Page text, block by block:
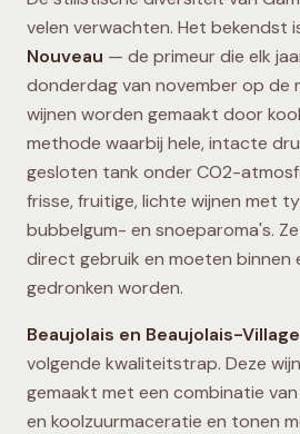
velen verwachten. Het bekendst
Nouveau — de primeur die elk
donderdag van november op de
wijnen worden gemaakt door
methode waarbij hele, intacte
gesloten tank onder CO2-
frisse, fruitige, lichte wijnen met
bubbelgum- en snoeparoma's.
direct gebruik en moeten binnen
gedronken worden.
Beaujolais en Beaujolais-
volgende kwaliteitstrap. Deze
gemaakt met een combinatie
en koolzuurmaceratie en tonen